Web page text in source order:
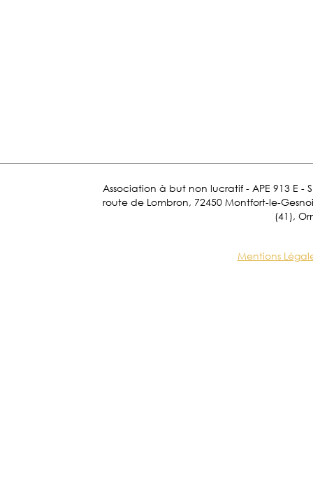
Association à but non lucratif - APE 913 E -
route de Lombron, 72450 Montfort-le-
(41),
Mentions